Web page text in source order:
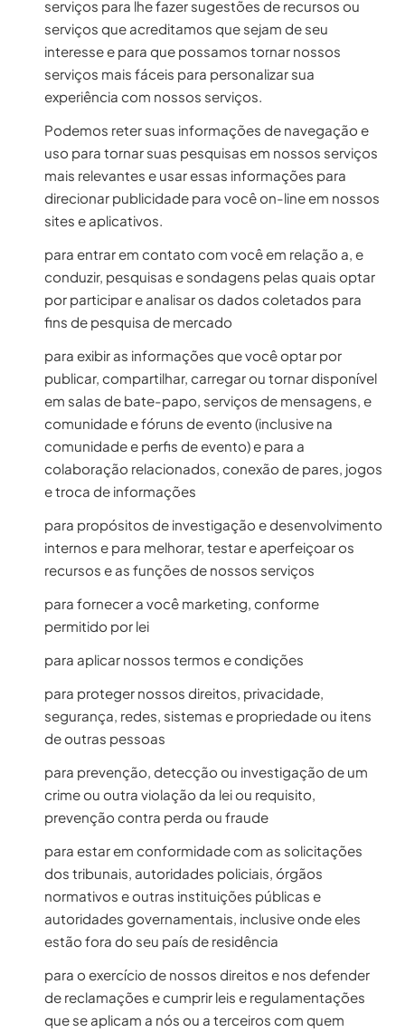
serviços para lhe fazer sugestões de recursos ou
serviços que acreditamos que sejam de seu
interesse e para que possamos tornar nossos
serviços mais fáceis para personalizar sua
experiência com nossos serviços.
Podemos reter suas informações de navegação e
uso para tornar suas pesquisas em nossos serviços
mais relevantes e usar essas informações para
direcionar publicidade para você on-line em nossos
sites e aplicativos.
para entrar em contato com você em relação a, e
conduzir, pesquisas e sondagens pelas quais optar
por participar e analisar os dados coletados para
fins de pesquisa de mercado
para exibir as informações que você optar por
publicar, compartilhar, carregar ou tornar disponível
em salas de bate-papo, serviços de mensagens, e
comunidade e fóruns de evento (inclusive na
comunidade e perfis de evento) e para a
colaboração relacionados, conexão de pares, jogos
e troca de informações
para propósitos de investigação e desenvolvimento
internos e para melhorar, testar e aperfeiçoar os
recursos e as funções de nossos serviços
para fornecer a você marketing, conforme
permitido por lei
para aplicar nossos termos e condições
para proteger nossos direitos, privacidade,
segurança, redes, sistemas e propriedade ou itens
de outras pessoas
para prevenção, detecção ou investigação de um
crime ou outra violação da lei ou requisito,
prevenção contra perda ou fraude
para estar em conformidade com as solicitações
dos tribunais, autoridades policiais, órgãos
normativos e outras instituições públicas e
autoridades governamentais, inclusive onde eles
estão fora do seu país de residência
para o exercício de nossos direitos e nos defender
de reclamações e cumprir leis e regulamentações
que se aplicam a nós ou a terceiros com quem